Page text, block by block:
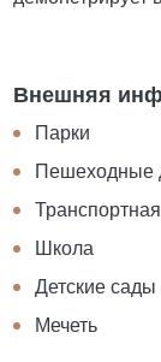
Внешняя
Парки
Пешеходные
Школа
Детские сады
Мечеть